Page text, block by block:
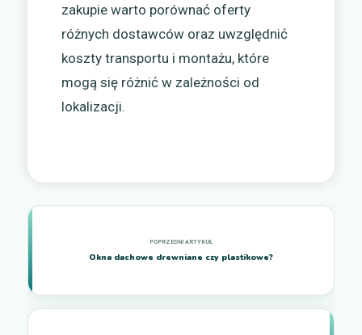
zakupie warto porównać oferty
różnych dostawców oraz uwzględnić
koszty transportu i montażu, które
mogą się różnić w zależności od
lokalizacji.
Okna dachowe drewniane czy plastikowe?